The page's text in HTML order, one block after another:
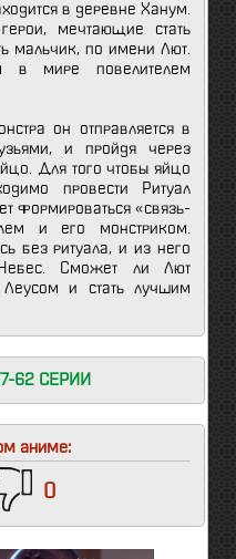
в деревне Ханум.
мечтающие стать
мальчик, по имени Лют.
в мире повелителем
он отправляется в
и пройдя через
Для того чтобы яйцо
провести Ритуал
формироваться «связь-
и его монстриком.
без ритуала, и из него
Сможет ли Лют
и стать лучшим
62 СЕРИИ
аниме:
0